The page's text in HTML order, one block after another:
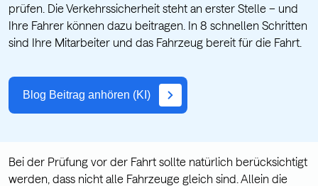
prüfen. Die Verkehrssicherheit steht an erster Stelle – und
Ihre Fahrer können dazu beitragen. In 8 schnellen Schritten
sind Ihre Mitarbeiter und das Fahrzeug bereit für die Fahrt.
Blog Beitrag anhören (KI)
Bei der Prüfung vor der Fahrt sollte natürlich berücksichtigt
werden, dass nicht alle Fahrzeuge gleich sind. Allein die